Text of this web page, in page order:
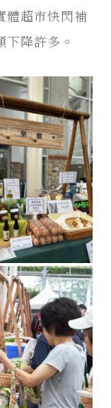
體超市快閃補
降許多。